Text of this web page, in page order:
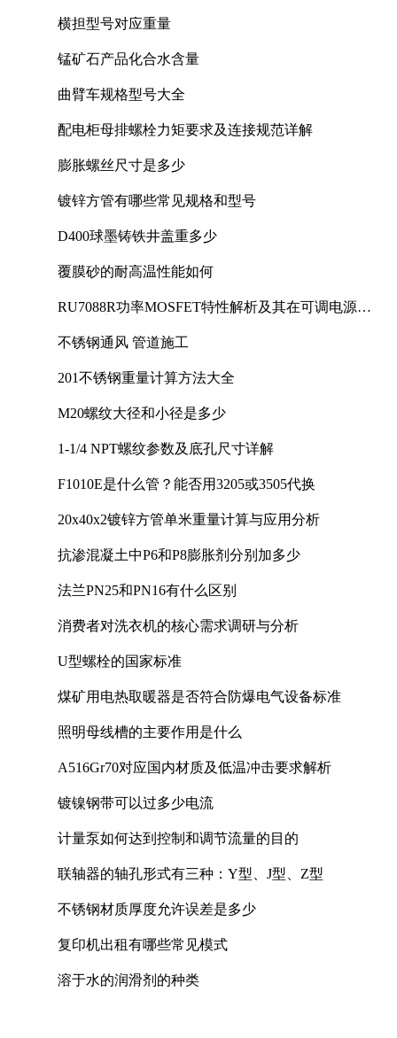
横担型号对应重量
锰矿石产品化合水含量
曲臂车规格型号大全
配电柜母排螺栓力矩要求及连接规范详解
膨胀螺丝尺寸是多少
镀锌方管有哪些常见规格和型号
D400球墨铸铁井盖重多少
覆膜砂的耐高温性能如何
RU7088R功率MOSFET特性解析及其在可调电源设
不锈钢通风 管道施工
201不锈钢重量计算方法大全
M20螺纹大径和小径是多少
1-1/4 NPT螺纹参数及底孔尺寸详解
F1010E是什么管？能否用3205或3505代换
20x40x2镀锌方管单米重量计算与应用分析
抗渗混凝土中P6和P8膨胀剂分别加多少
法兰PN25和PN16有什么区别
消费者对洗衣机的核心需求调研与分析
U型螺栓的国家标准
煤矿用电热取暖器是否符合防爆电气设备标准
照明母线槽的主要作用是什么
A516Gr70对应国内材质及低温冲击要求解析
镀镍钢带可以过多少电流
计量泵如何达到控制和调节流量的目的
联轴器的轴孔形式有三种：Y型、J型、Z型
不锈钢材质厚度允许误差是多少
复印机出租有哪些常见模式
溶于水的润滑剂的种类